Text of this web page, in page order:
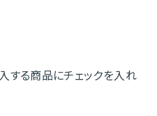
する商品にチェックを入れ